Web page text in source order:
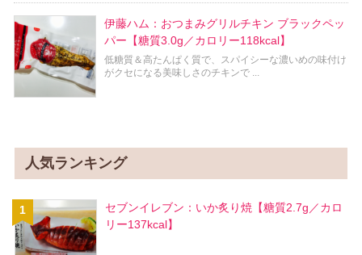
伊藤ハム：おつまみグリルチキン ブラックペッ
パー【糖質3.0g／カロリー118kcal】
低糖質＆高たんぱく質で、スパイシーな濃いめの味付け
がクセになる美味しさのチキンで ...
人気ランキング
セブンイレブン：いか炙り焼【糖質2.7g／カロ
リー137kcal】